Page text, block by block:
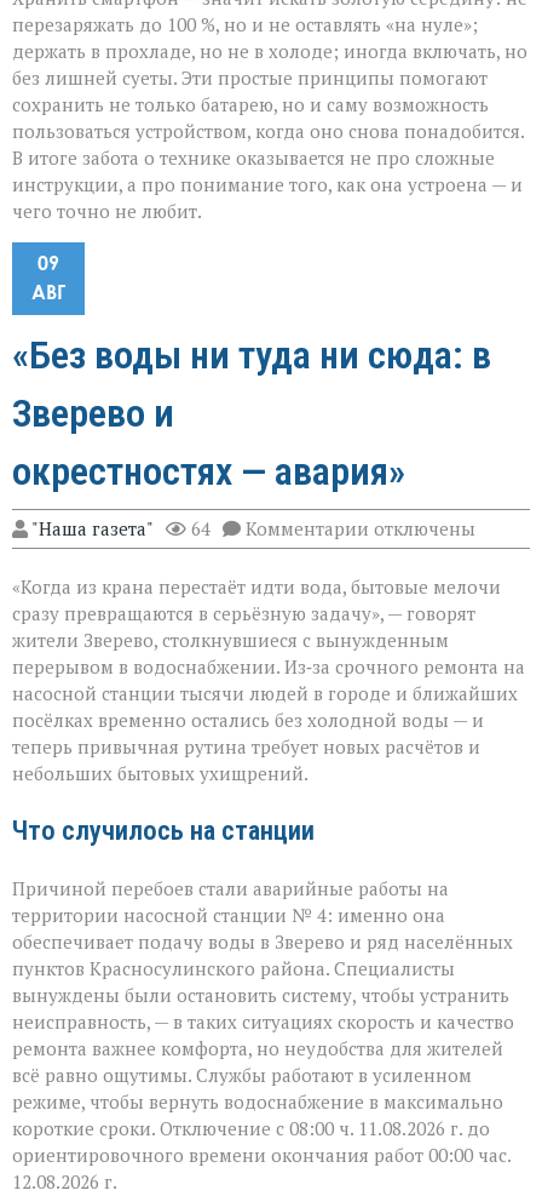
перезаряжать до 100 %, но и не оставлять «на нуле»;
держать в прохладе, но не в холоде; иногда включать, но
без лишней суеты. Эти простые принципы помогают
сохранить не только батарею, но и саму возможность
пользоваться устройством, когда оно снова понадобится.
В итоге забота о технике оказывается не про сложные
инструкции, а про понимание того, как она устроена — и
чего точно не любит.
09
АВГ
«Без воды ни туда ни сюда: в
Зверево и
окрестностях — авария»
"Наша газета" 64 Комментарии к
записи
воды
ни
туда
ни
сюда:
в
Зверево
и
окрестностях —
отключены
«Когда из крана перестаёт идти вода, бытовые мелочи
сразу превращаются в серьёзную задачу», — говорят
жители Зверево, столкнувшиеся с вынужденным
перерывом в водоснабжении. Из‑за срочного ремонта на
насосной станции тысячи людей в городе и ближайших
посёлках временно остались без холодной воды — и
теперь привычная рутина требует новых расчётов и
небольших бытовых ухищрений.
Что случилось на станции
Причиной перебоев стали аварийные работы на
территории насосной станции № 4: именно она
обеспечивает подачу воды в Зверево и ряд населённых
пунктов Красносулинского района. Специалисты
вынуждены были остановить систему, чтобы устранить
неисправность, — в таких ситуациях скорость и качество
ремонта важнее комфорта, но неудобства для жителей
всё равно ощутимы. Службы работают в усиленном
режиме, чтобы вернуть водоснабжение в максимально
короткие сроки. Отключение с 08:00 ч. 11.08.2026 г. до
ориентировочного времени окончания работ 00:00 час.
12.08.2026 г.